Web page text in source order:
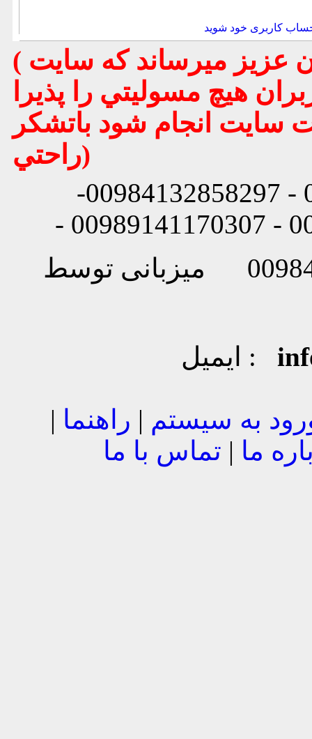
کاربری خود شوید
( تذكر مهم : به استحضار تمامي كاربران عزيز ميرساند كه سايت
هيچ مسوليتي را پذيرا
سايت انجام شود باتشكر
راحتي)
شماره تماس: 00984132858296 - 00984132858297-
ایمیل :
به سیستم | راهنما |
ما | تماس با ما